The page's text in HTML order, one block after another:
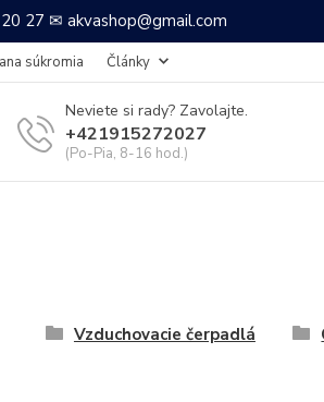
27 ✉ akvashop@gmail.com
súkromia Články
Neviete si rady? Zavolajte.
+421915272027
(Po-Pia, 8-16 hod.)
Vzduchovacie čerpadlá